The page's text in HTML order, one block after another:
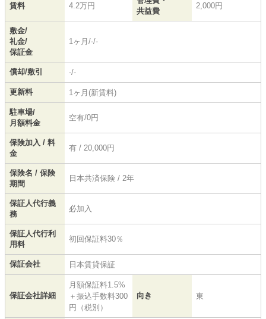
賃料 4.2万円
共益費
2,000円
敷金/
礼金/
保証金
1ヶ月/-/-
償却/敷引 -/-
更新料 1ヶ月(新賃料)
駐車場/
月額料金
空有/0円
保険加入 / 料
金
有 / 20,000円
保険名 / 保険
期間
日本共済保険 / 2年
保証人代行義
務
必加入
保証人代行利
用料
初回保証料30％
保証会社 日本賃貸保証
保証会社詳細
月額保証料1.5%
＋振込手数料300
円（税別）
向き 東